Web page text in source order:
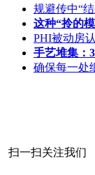
规避传中“
这种“拎的
PHI被动房
手艺堆集：
确保每一处
扫一扫关注我们